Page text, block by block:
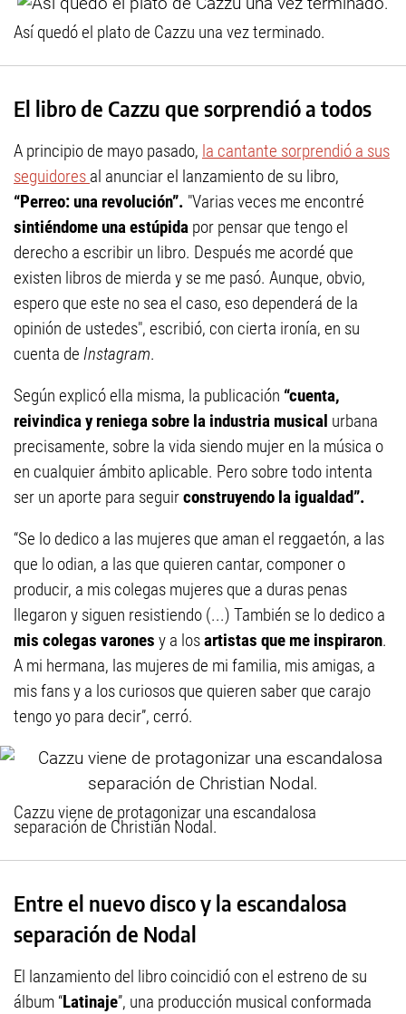
Así quedó el plato de Cazzu una vez terminado.
El libro de Cazzu que sorprendió a todos
A principio de mayo pasado, la cantante sorprendió a sus
seguidores al anunciar el lanzamiento de su libro,
“Perreo: una revolución”. "Varias veces me encontré
sintiéndome una estúpida por pensar que tengo el
derecho a escribir un libro. Después me acordé que
existen libros de mierda y se me pasó. Aunque, obvio,
espero que este no sea el caso, eso dependerá de la
opinión de ustedes", escribió, con cierta ironía, en su
cuenta de Instagram.
Según explicó ella misma, la publicación “cuenta,
reivindica y reniega sobre la industria musical urbana
precisamente, sobre la vida siendo mujer en la música o
en cualquier ámbito aplicable. Pero sobre todo intenta
ser un aporte para seguirconstruyendo la igualdad”.
“Se lo dedico a las mujeres que aman el reggaetón, a las
que lo odian, a las que quieren cantar, componer o
producir, a mis colegas mujeres que a duras penas
llegaron y siguen resistiendo (...) También se lo dedico a
mis colegas varones y a losartistas que me inspiraron.
A mi hermana, las mujeres de mi familia, mis amigas, a
mis fans y a los curiosos que quieren saber que carajo
tengo yo para decir”, cerró.
Cazzu viene de protagonizar una escandalosa
separación de Christian Nodal.
Entre el nuevo disco y la escandalosa
separación de Nodal
El lanzamiento del libro coincidió con el estreno de su
álbum “Latinaje”, una producción musical conformada